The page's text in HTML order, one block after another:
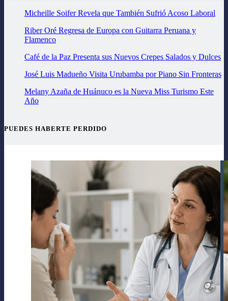
Micheille Soifer Revela que También Sufrió Acoso Laboral
Riber Oré Regresa de Europa con Guitarra Peruana y
Flamenco
Café de la Paz Presenta sus Nuevos Crepes Salados y Dulces
José Luis Madueño Visita Urubamba por Piano Sin Fronteras
Melany Azaña de Huánuco es la Nueva Miss Turismo Este
Año
PUEDES HABERTE PERDIDO